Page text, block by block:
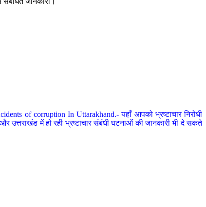
of corruption In Uttarakhand.- यहाँ आपको भ्रष्टाचार निरोधी
में हो रही भ्रष्टाचार संबंधी घटनाओं की जानकारी भी दे सकते